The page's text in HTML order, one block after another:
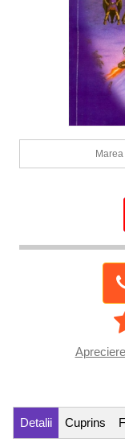
Apreciere
Detalii Cuprins